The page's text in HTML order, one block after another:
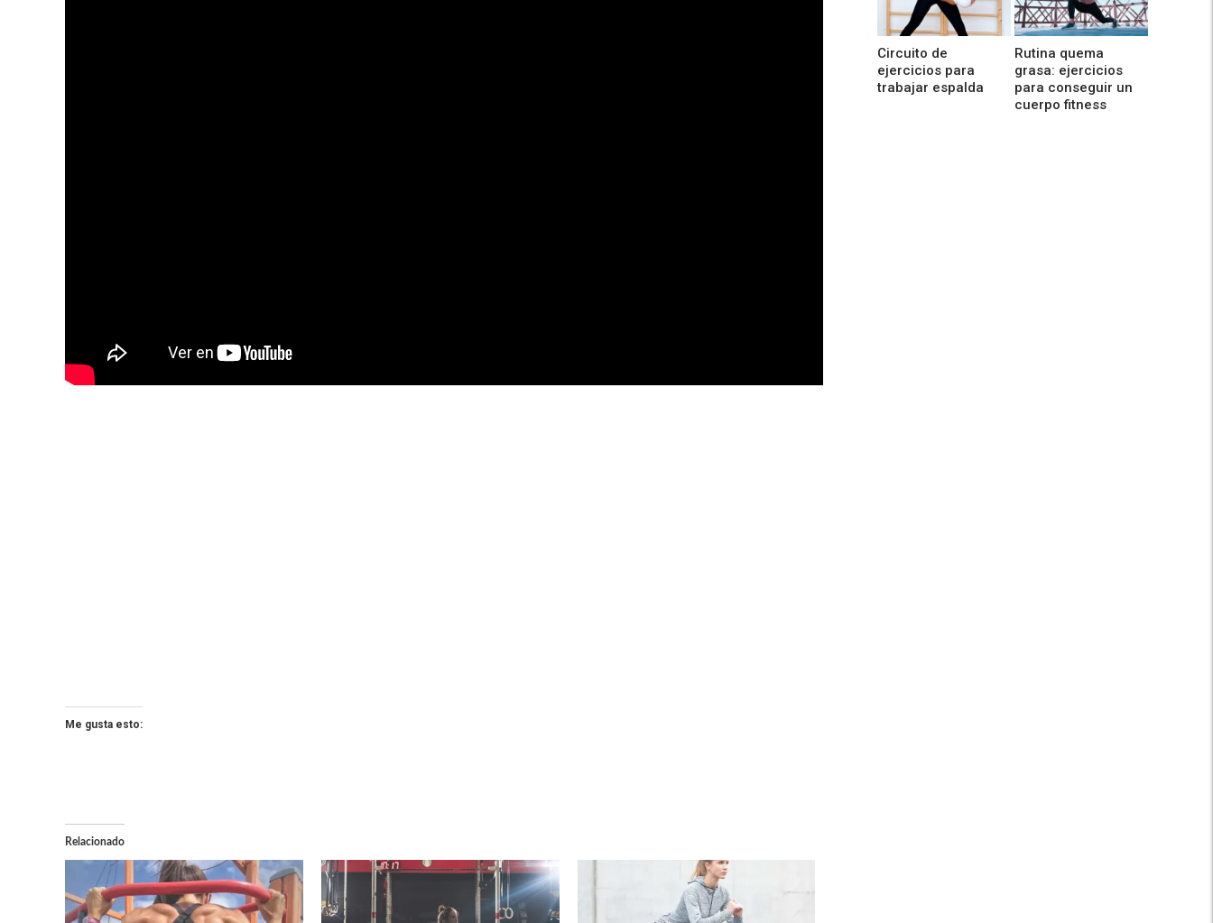
Me gusta esto:
Relacionado
Circuito de
ejercicios para
trabajar espalda
Rutina quema
grasa: ejercicios
para conseguir un
cuerpo fitness